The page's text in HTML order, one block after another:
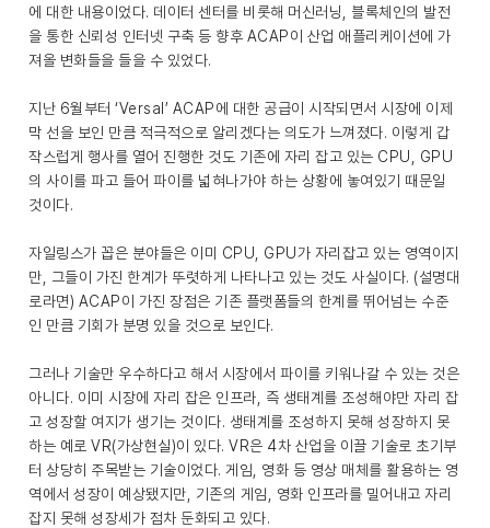
에 대한 내용이었다. 데이터 센터를 비롯해 머신러닝, 블록체인의 발전
을 통한 신뢰성 인터넷 구축 등 향후 ACAP이 산업 애플리케이션에 가
져올 변화들을 들을 수 있었다.
지난 6월부터 ‘Versal’ ACAP에 대한 공급이 시작되면서 시장에 이제
막 선을 보인 만큼 적극적으로 알리겠다는 의도가 느껴졌다. 이렇게 갑
작스럽게 행사를 열어 진행한 것도 기존에 자리 잡고 있는 CPU, GPU
의 사이를 파고 들어 파이를 넓혀나가야 하는 상황에 놓여있기 때문일
것이다.
자일링스가 꼽은 분야들은 이미 CPU, GPU가 자리잡고 있는 영역이지
만, 그들이 가진 한계가 뚜렷하게 나타나고 있는 것도 사실이다. (설명대
로라면) ACAP이 가진 장점은 기존 플랫폼들의 한계를 뛰어넘는 수준
인 만큼 기회가 분명 있을 것으로 보인다.
그러나 기술만 우수하다고 해서 시장에서 파이를 키워나갈 수 있는 것은
아니다. 이미 시장에 자리 잡은 인프라, 즉 생태계를 조성해야만 자리 잡
고 성장할 여지가 생기는 것이다. 생태계를 조성하지 못해 성장하지 못
하는 예로 VR(가상현실)이 있다. VR은 4차 산업을 이끌 기술로 초기부
터 상당히 주목받는 기술이었다. 게임, 영화 등 영상 매체를 활용하는 영
역에서 성장이 예상됐지만, 기존의 게임, 영화 인프라를 밀어내고 자리
잡지 못해 성장세가 점차 둔화되고 있다.